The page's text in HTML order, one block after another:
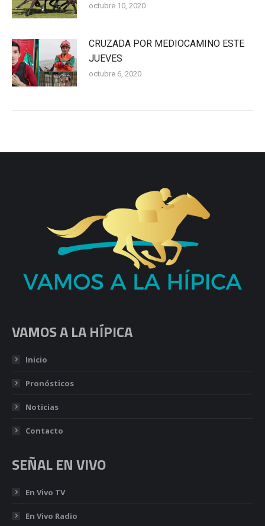
octubre 10, 2020
CRUZADA POR MEDIOCAMINO ESTE
JUEVES
octubre 6, 2020
VAMOS A LA HÍPICA
Inicio
Pronósticos
Noticias
Contacto
SEÑAL EN VIVO
En Vivo TV
En Vivo Radio